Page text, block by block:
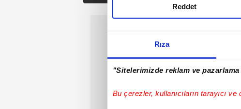
Rıza
"Sitelerimizde reklam ve
Bu çerezler, kullanıcıların tarayıcı ve
Reddet